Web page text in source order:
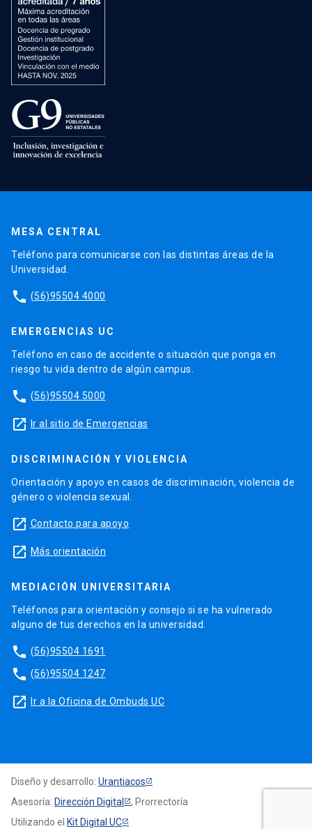
MESA CENTRAL
Teléfono para comunicarse con las distintas áreas de la
Universidad.
phone (56)95504 4000
EMERGENCIAS UC
Teléfono en caso de accidente o situación que ponga en
riesgo tu vida dentro de algún campus.
phone (56)95504 5000
launch Ir al sitio de Emergencias
DISCRIMINACIÓN Y VIOLENCIA
Orientación y apoyo en casos de discriminación, violencia de
género o violencia sexual.
launch Contacto para apoyo
launch Más orientación
MEDIACIÓN UNIVERSITARIA
Teléfonos para orientación y consejo si se ha vulnerado
alguno de tus derechos en la universidad.
phone (56)95504 1691
phone (56)95504 1247
launch Ir a la Oficina de Ombuds UC
Diseño y desarrollo: Urantiacos
Asesoría: Dirección Digital
, Prorrectoría
Utilizando el Kit Digital UC